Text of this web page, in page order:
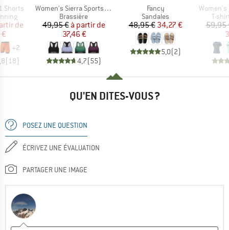
Shorts
réduit
de
+2
(18)
Article
Women's Sierra Sports Bra
Product group
Brassière
Prix
49,95 € Prix réduit
à partir de
37,46 €
4,7(55)
Article
Fancy
Product group
Sandales
Prix
48,95 €Prix réduit
34,27 €
5,0(2)
Article
Women's
T-
59,95
QU'EN DITES-VOUS ?
POSEZ UNE QUESTION
ÉCRIVEZ UNE ÉVALUATION
PARTAGER UNE IMAGE